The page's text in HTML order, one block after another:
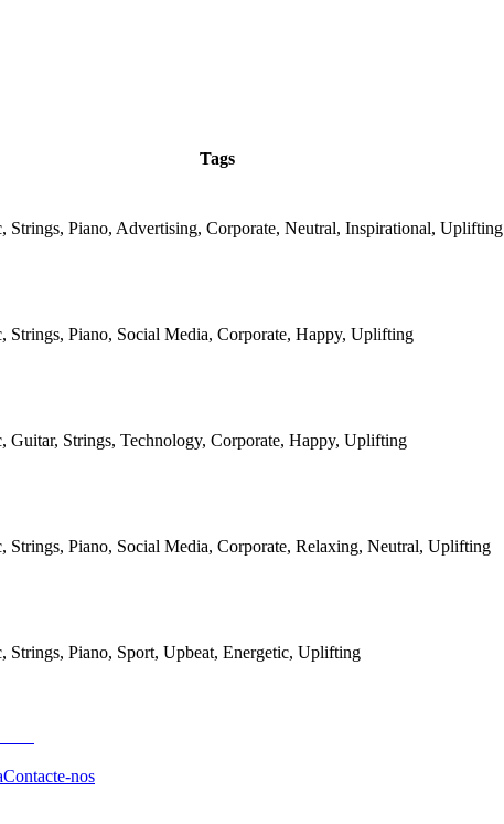
Tags
Strings, Piano, Advertising, Corporate, Neutral, Inspirational, Uplifting
Strings, Piano, Social Media, Corporate, Happy, Uplifting
Guitar, Strings, Technology, Corporate, Happy, Uplifting
Strings, Piano, Social Media, Corporate, Relaxing, Neutral, Uplifting
Strings, Piano, Sport, Upbeat, Energetic, Uplifting
Contacte-nos